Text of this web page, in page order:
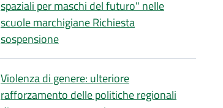
spaziali per maschi del futuro" nelle
scuole marchigiane Richiesta
sospensione
Violenza di genere: ulteriore
rafforzamento delle politiche regionali